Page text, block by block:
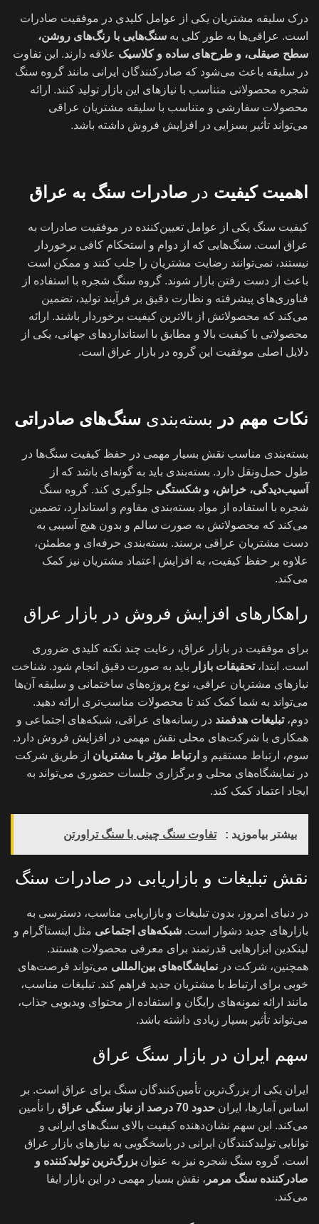
درک سلیقه مشتریان یکی از عوامل کلیدی در موفقیت صادرات
است. عراقی‌ها به طور کلی به سنگ‌هایی با رنگ‌های روشن،
سطح صیقلی، و طرح‌های ساده و کلاسیک علاقه دارند. این تفاوت
در سلیقه باعث می‌شود که صادرکنندگان ایرانی مانند گروه سنگ
شجره محصولاتی متناسب با نیازهای این بازار تولید کنند. ارائه
محصولات سفارشی و متناسب با سلیقه مشتریان عراقی
می‌تواند تأثیر بسزایی در افزایش فروش داشته باشد.
اهمیت کیفیت در صادرات سنگ به عراق
کیفیت سنگ یکی از عوامل تعیین‌کننده در موفقیت صادرات به
عراق است. سنگ‌هایی که از دوام و استحکام کافی برخوردار
نیستند، نمی‌توانند رضایت مشتریان را جلب کنند و ممکن است
باعث از دست رفتن بازار شوند. گروه سنگ شجره با استفاده از
فناوری‌های پیشرفته و نظارت دقیق بر فرآیند تولید، تضمین
می‌کند که محصولاتش از بالاترین کیفیت برخوردار باشند. ارائه
محصولاتی با کیفیت بالا و مطابق با استانداردهای جهانی، یکی از
دلایل اصلی موفقیت این گروه در بازار عراق است.
نکات مهم در بسته‌بندی سنگ‌های صادراتی
بسته‌بندی مناسب نقش بسیار مهمی در حفظ کیفیت سنگ‌ها در
طول حمل‌ونقل دارد. بسته‌بندی باید به گونه‌ای باشد که از
آسیب‌دیدگی، خراش، و شکستگی جلوگیری کند. گروه سنگ
شجره با استفاده از مواد بسته‌بندی مقاوم و استاندارد، تضمین
می‌کند که محصولاتش به صورت سالم و بدون هیچ آسیبی به
دست مشتریان عراقی برسند. بسته‌بندی حرفه‌ای و مطمئن،
علاوه بر حفظ کیفیت، به افزایش اعتماد مشتریان نیز کمک
می‌کند.
راهکارهای افزایش فروش در بازار عراق
برای موفقیت در بازار عراق، رعایت چند نکته کلیدی ضروری
است. ابتدا،تحقیقات بازار باید به صورت دقیق انجام شود. شناخت
نیازهای مشتریان عراقی، نوع پروژه‌های ساختمانی و سلیقه آن‌ها
می‌تواند به شما کمک کند تا محصولات مناسب‌تری ارائه دهید.
دوم،تبلیغات هدفمند در رسانه‌های عراقی، شبکه‌های اجتماعی و
همکاری با شرکت‌های محلی نقش مهمی در افزایش فروش دارد.
سوم، ارتباط مستقیم و ارتباط مؤثر با مشتریان از طریق شرکت
در نمایشگاه‌های محلی و برگزاری جلسات حضوری می‌تواند به
ایجاد اعتماد کمک کند.
بیشتر بیاموزید : تفاوت سنگ چینی با سنگ تراورتن
نقش تبلیغات و بازاریابی در صادرات سنگ
در دنیای امروز، بدون تبلیغات و بازاریابی مناسب، دسترسی به
بازارهای جدید دشوار است. شبکه‌های اجتماعی مثل اینستاگرام و
لینکدین ابزارهایی قدرتمند برای معرفی محصولات هستند.
همچنین، شرکت در نمایشگاه‌های بین‌المللی می‌تواند فرصت‌های
خوبی برای ارتباط با مشتریان جدید فراهم کند. تبلیغات مناسب،
مانند ارائه نمونه‌های رایگان و استفاده از محتوای ویدیویی جذاب،
می‌تواند تأثیر بسیار زیادی داشته باشد.
سهم ایران در بازار سنگ عراق
ایران یکی از بزرگ‌ترین تأمین‌کنندگان سنگ برای عراق است. بر
اساس آمارها، ایران حدود 70 درصد از نیاز سنگی عراق
را تأمین
می‌کند. این سهم نشان‌دهنده کیفیت بالای سنگ‌های ایرانی و
توانایی تولیدکنندگان ایرانی در پاسخگویی به نیازهای بازار عراق
است. گروه سنگ شجره نیز به عنوان بزرگ‌ترین تولیدکننده و
صادرکننده سنگ مرمر ، نقش بسیار مهمی در این بازار ایفا
می‌کند.